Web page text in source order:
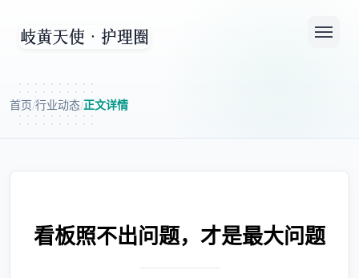
首页/行业动态/正文详情
看板照不出问题，才是最大问题